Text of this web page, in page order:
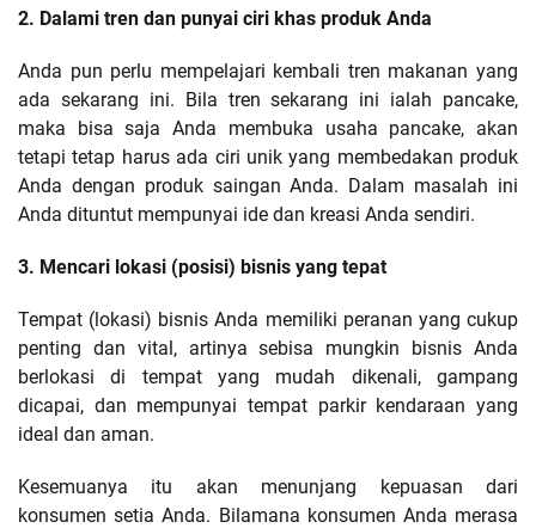
2. Dalami tren dan punyai ciri khas produk Anda
Anda pun perlu mempelajari kembali tren makanan yang
ada sekarang ini. Bila tren sekarang ini ialah pancake,
maka bisa saja Anda membuka usaha pancake, akan
tetapi tetap harus ada ciri unik yang membedakan produk
Anda dengan produk saingan Anda. Dalam masalah ini
Anda dituntut mempunyai ide dan kreasi Anda sendiri.
3. Mencari lokasi (posisi) bisnis yang tepat
Tempat (lokasi) bisnis Anda memiliki peranan yang cukup
penting dan vital, artinya sebisa mungkin bisnis Anda
berlokasi di tempat yang mudah dikenali, gampang
dicapai, dan mempunyai tempat parkir kendaraan yang
ideal dan aman.
Kesemuanya itu akan menunjang kepuasan dari
konsumen setia Anda. Bilamana konsumen Anda merasa